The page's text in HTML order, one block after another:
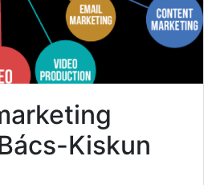
Kiskun